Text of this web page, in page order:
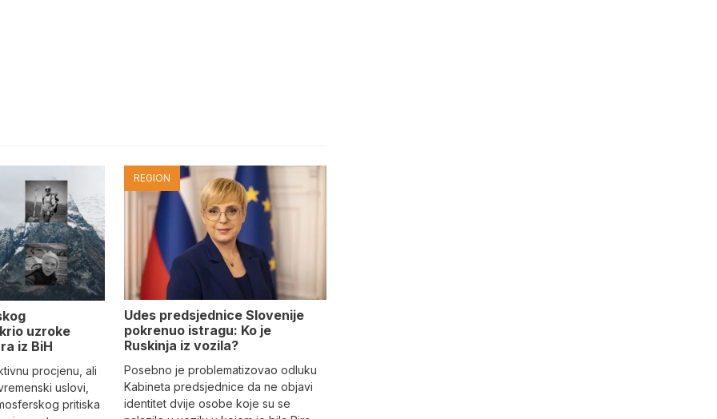
uzroke
iz BiH
procjenu, ali
uslovi,
pritiska
REGION
Udes predsjednice Slovenije
pokrenuo istragu: Ko je
Ruskinja iz vozila?
Posebno je problematizovao odluku
Kabineta predsjednice da ne objavi
identitet dvije osobe koje su se